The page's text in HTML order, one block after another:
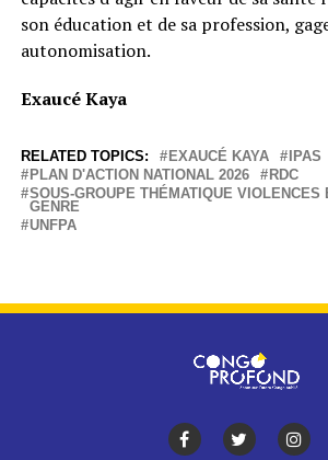
son éducation et de sa profession,
autonomisation.
Exaucé Kaya
RELATED TOPICS: EXAUCÉ KAYA IPAS
PLAN D'ACTION NATIONAL 2026
RDC
SOUS-GROUPE THÉMATIQUE VIOLENCES
GENRE
UNFPA